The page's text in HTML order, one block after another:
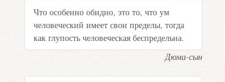
Что особенно обидно, это то, что ум
человеческий имеет свои пределы, тогда
как глупость человеческая беспредельна.
Дюма-сын